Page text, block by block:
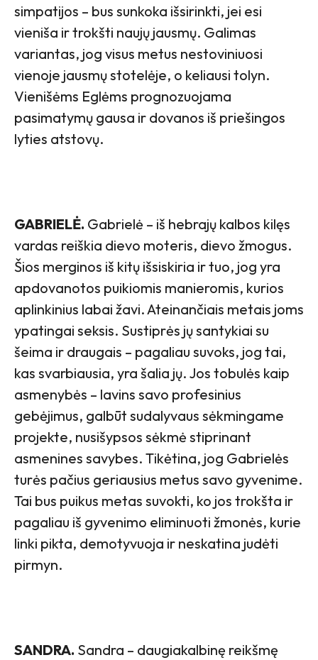
simpatijos – bus sunkoka išsirinkti, jei esi
vieniša ir trokšti naujų jausmų. Galimas
variantas, jog visus metus nestoviniuosi
vienoje jausmų stotelėje, o keliausi tolyn.
Vienišėms Eglėms prognozuojama
pasimatymų gausa ir dovanos iš priešingos
lyties atstovų.
GABRIELĖ. Gabrielė – iš hebrajų kalbos kilęs
vardas reiškia dievo moteris, dievo žmogus.
Šios merginos iš kitų išsiskiria ir tuo, jog yra
apdovanotos puikiomis manieromis, kurios
aplinkinius labai žavi. Ateinančiais metais joms
ypatingai seksis. Sustiprės jų santykiai su
šeima ir draugais – pagaliau suvoks, jog tai,
kas svarbiausia, yra šalia jų. Jos tobulės kaip
asmenybės – lavins savo profesinius
gebėjimus, galbūt sudalyvaus sėkmingame
projekte, nusišypsos sėkmė stiprinant
asmenines savybes. Tikėtina, jog Gabrielės
turės pačius geriausius metus savo gyvenime.
Tai bus puikus metas suvokti, ko jos trokšta ir
pagaliau iš gyvenimo eliminuoti žmonės, kurie
linki pikta, demotyvuoja ir neskatina judėti
pirmyn.
SANDRA. Sandra – daugiakalbinę reikšmę